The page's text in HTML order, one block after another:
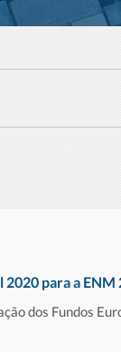
para a ENM
dos Fundos